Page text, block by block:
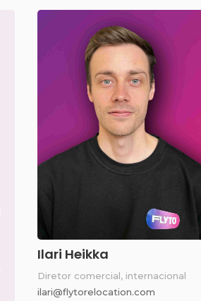
Ilari Heikka
Diretor comercial, internacional
ilari@flytorelocation.com